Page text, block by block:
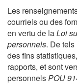
Les
courriels ou des
en vertu de laLoi
personnels. De
des fins
rapports, et sont
personnelsPOU